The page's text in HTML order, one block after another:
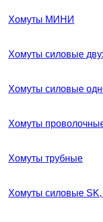
Хомуты МИНИ
Хомуты силовые
Хомуты силовые
Хомуты
Хомуты трубные
Хомуты силовые SK,